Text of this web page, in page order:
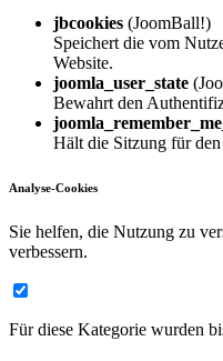
jbcookies (JoomBall!)
Speichert die vom
Website.
joomla_user_state
Bewahrt den
Hält die Sitzung für
Analyse-Cookies
Sie helfen, die Nutzung zu
verbessern.
Für diese Kategorie wurden